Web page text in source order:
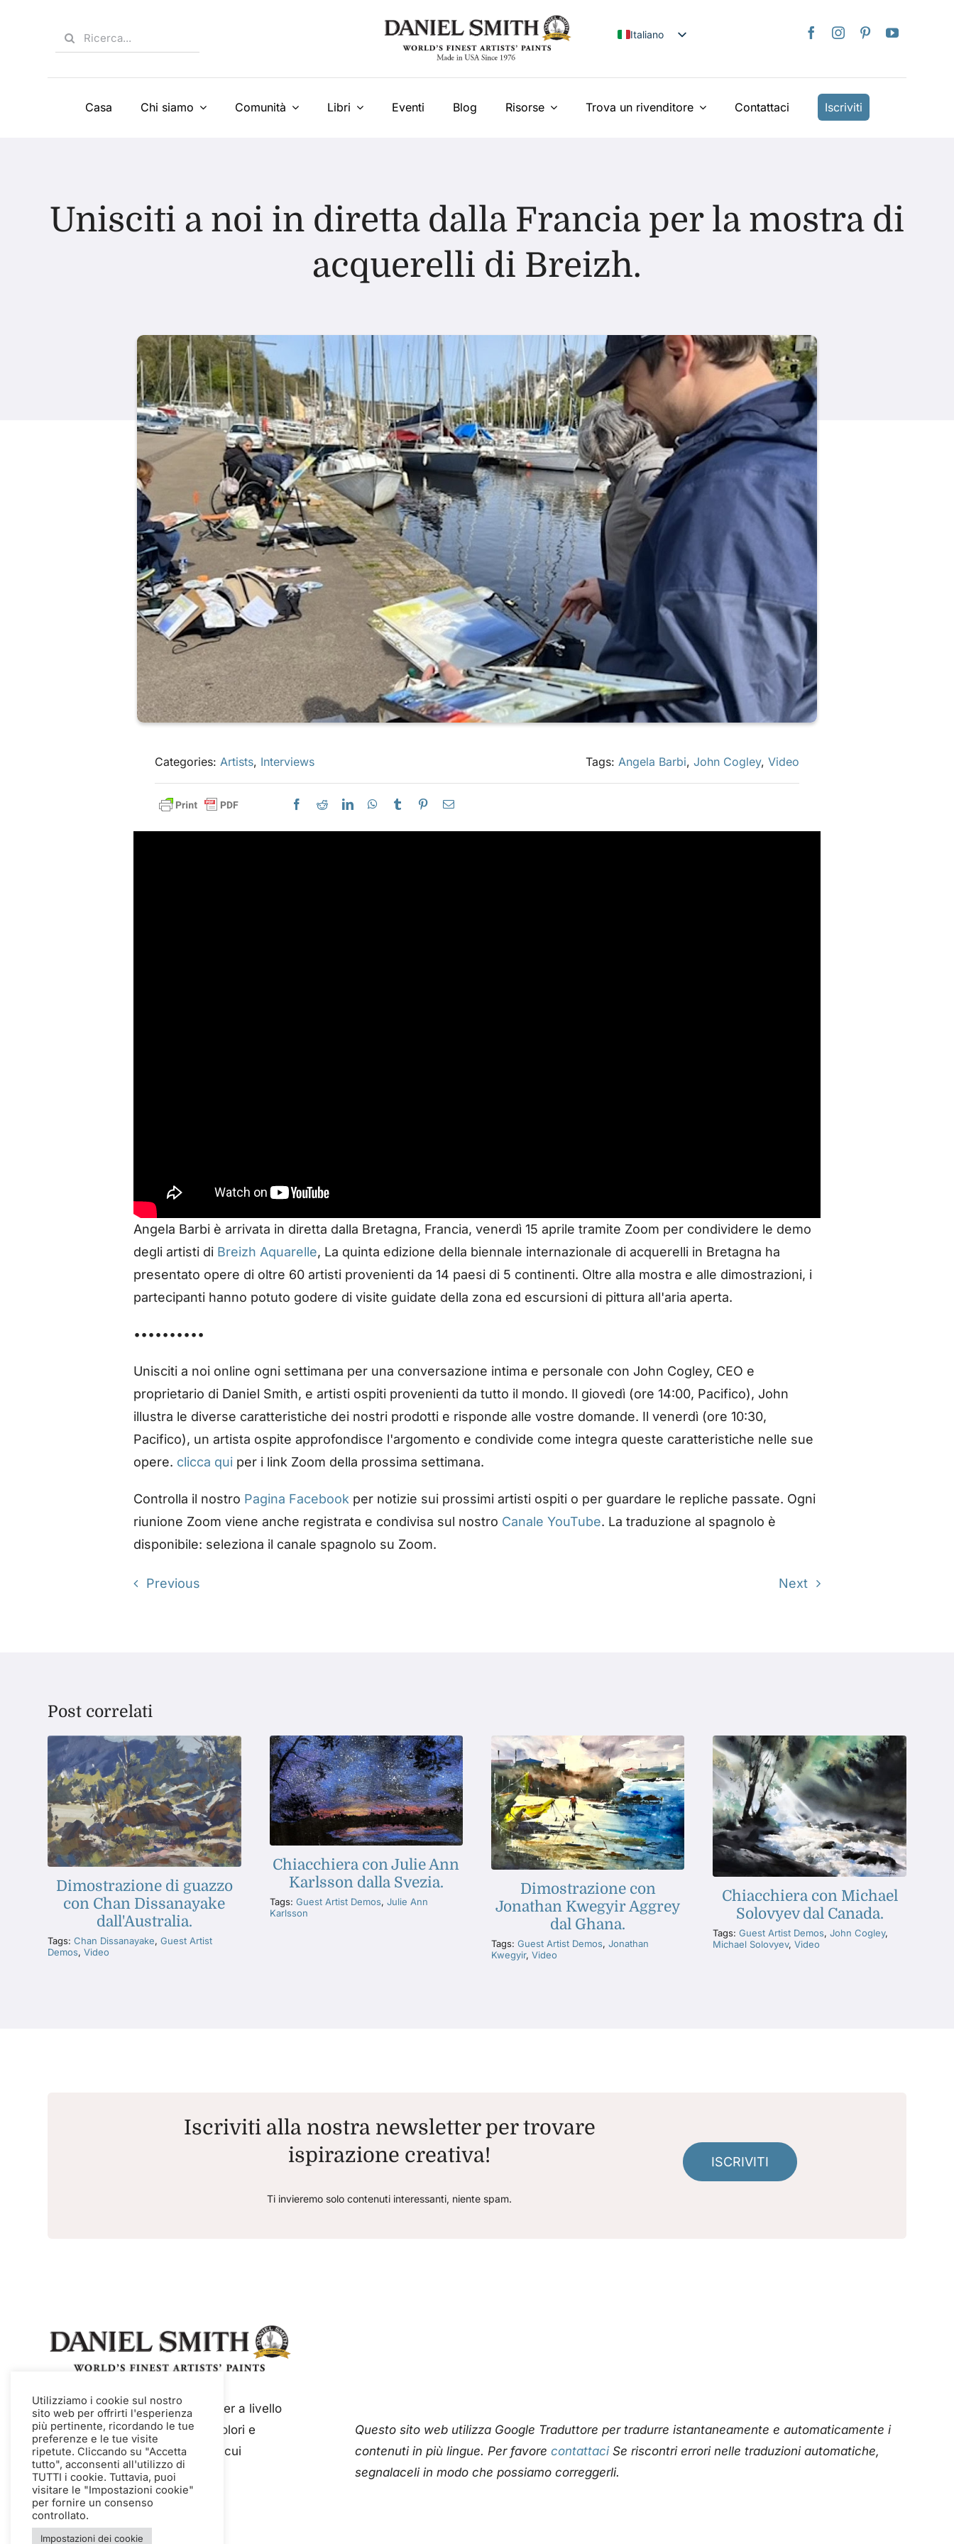
Search
for:
Italiano
日本語
Français
Tiếng Việt
Casa Chi siamo Comunità Libri Eventi Blog Risorse Trova un rivenditore Contattaci Iscriviti
Unisciti a noi in diretta dalla Francia per la mostra di
acquerelli di Breizh.
Categories:Artists, Interviews Tags: Angela Barbi, John Cogley, Video
Angela Barbi è arrivata in diretta dalla Bretagna, Francia, venerdì 15 aprile tramite Zoom per condividere le demo
degli artisti di Breizh Aquarelle, La quinta edizione della biennale internazionale di acquerelli in Bretagna ha
presentato opere di oltre 60 artisti provenienti da 14 paesi di 5 continenti. Oltre alla mostra e alle dimostrazioni, i
partecipanti hanno potuto godere di visite guidate della zona ed escursioni di pittura all'aria aperta.
••••••••••
Unisciti a noi online ogni settimana per una conversazione intima e personale con John Cogley, CEO e
proprietario di Daniel Smith, e artisti ospiti provenienti da tutto il mondo. Il giovedì (ore 14:00, Pacifico), John
illustra le diverse caratteristiche dei nostri prodotti e risponde alle vostre domande. Il venerdì (ore 10:30,
Pacifico), un artista ospite approfondisce l'argomento e condivide come integra queste caratteristiche nelle sue
opere. clicca qui per i link Zoom della prossima settimana.
Controlla il nostro Pagina Facebook per notizie sui prossimi artisti ospiti o per guardare le repliche passate. Ogni
riunione Zoom viene anche registrata e condivisa sul nostro Canale YouTube. La traduzione al spagnolo è
disponibile: seleziona il canale spagnolo su Zoom.
Previous Next
Post correlati
Dimostrazione di guazzo
con Chan Dissanayake
dall'Australia.
Tags:Chan Dissanayake,Guest Artist
Demos,Video
Chiacchiera con Julie Ann
Karlsson dalla Svezia.
Tags: Guest Artist Demos, Julie Ann
Karlsson
Dimostrazione con
Jonathan Kwegyir Aggrey
dal Ghana.
Tags: Guest Artist Demos, Jonathan
Kwegyir, Video
Chiacchiera con Michael
Solovyev dal Canada.
Tags:Guest Artist Demos,John Cogley,
Michael Solovyev,Video
Iscriviti alla nostra newsletter per trovare
ispirazione creativa!
Ti invieremo solo contenuti interessanti, niente spam.
ISCRIVITI
Daniel Smith è un'azienda leader a livello
mondiale nella produzione di colori e
medium di qualità artistica, tra cui
acquerelli e guazzo.
Questo sito web utilizza Google Traduttore per tradurre istantaneamente e automaticamente i
contenuti in più lingue. Per favorecontattaciSe riscontri errori nelle traduzioni automatiche,
segnalaceli in modo che possiamo correggerli.
Utilizziamo i cookie sul nostro
sito web per offrirti l'esperienza
più pertinente, ricordando le tue
preferenze e le tue visite
ripetute. Cliccando su "Accetta
tutto", acconsenti all'utilizzo di
TUTTI i cookie. Tuttavia, puoi
visitare le "Impostazioni cookie"
per fornire un consenso
controllato.
Impostazioni dei cookie